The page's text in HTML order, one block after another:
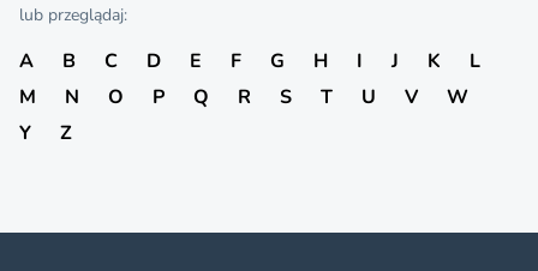
lub przeglądaj:
A B C D E F G H I J K
L
M
N O P Q R S T U V
W
Y
Z